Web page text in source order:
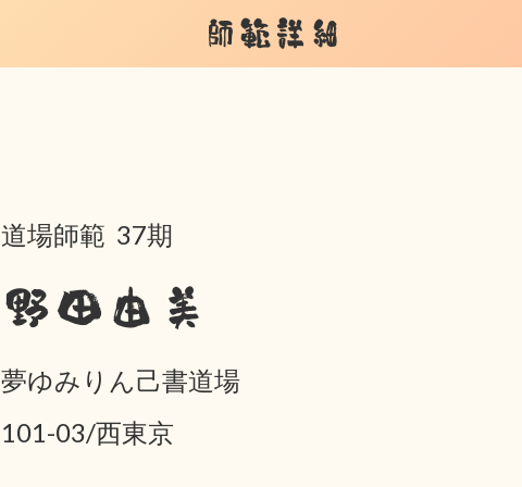
師範詳細
道場師範 37期
野田由美
夢ゆみりん己書道場
101-03/西東京